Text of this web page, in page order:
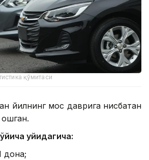
қўмитаси
йилнинг мос даврига нисбатан
қуйидагича:
дона;